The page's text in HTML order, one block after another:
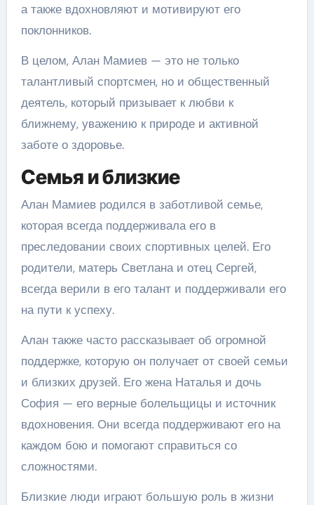
а также вдохновляют и мотивируют его
поклонников.
В целом, Алан Мамиев — это не только
талантливый спортсмен, но и общественный
деятель, который призывает к любви к
ближнему, уважению к природе и активной
заботе о здоровье.
Семья и близкие
Алан Мамиев родился в заботливой семье,
которая всегда поддерживала его в
преследовании своих спортивных целей. Его
родители, матерь Светлана и отец Сергей,
всегда верили в его талант и поддерживали его
на пути к успеху.
Алан также часто рассказывает об огромной
поддержке, которую он получает от своей семьи
и близких друзей. Его жена Наталья и дочь
София — его верные болельщицы и источник
вдохновения. Они всегда поддерживают его на
каждом бою и помогают справиться со
сложностями.
Близкие люди играют большую роль в жизни